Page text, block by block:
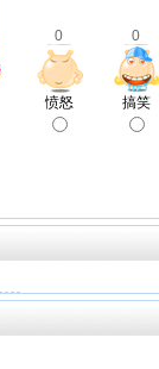
0 0
愤怒 搞笑